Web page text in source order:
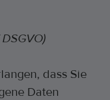
dass Sie
Daten